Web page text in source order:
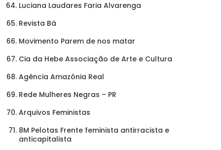
Luciana Laudares Faria Alvarenga
Revista Bá
Movimento Parem de nos matar
Cia da Hebe Associação de Arte e Cultura
Agência Amazônia Real
Rede Mulheres Negras – PR
Arquivos Feministas
8M Pelotas Frente feminista antirracista e
anticapitalista